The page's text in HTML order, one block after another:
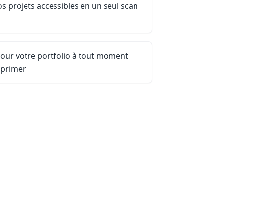
projets accessibles en un seul scan
votre portfolio à tout moment